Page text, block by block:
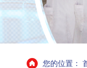
您的位置：